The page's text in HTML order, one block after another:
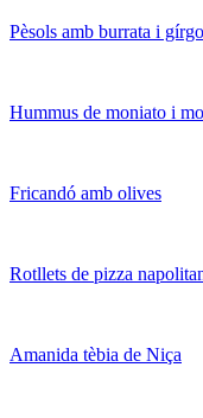
Pèsols amb burrata i
Hummus de moniato i
Fricandó amb olives
Rotllets de pizza
Amanida tèbia de Niça